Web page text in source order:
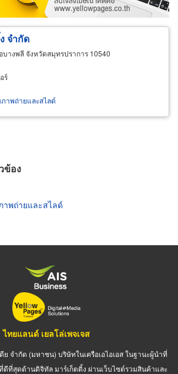
ธุรกิจบริการ
จำกัด
บางพลี จังหวัดสมุทรปราการ 10540
ร์
าพถ่ายและสไลด์
ข้อง
าพถ่ายและสไลด์
ไทยแลนด์ เยลโล่เพจเจส
ย จำกัด (มหาชน) บริษัทในเครือเอไอเอส ในฐานะผู้นำที่
ที่สุดด้านดิจิทัล มาร์เก็ตติ้ง ผ่านเว็บไซต์รวมสินค้าและ